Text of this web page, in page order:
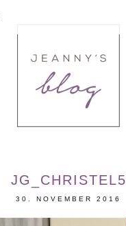
JG_CHRISTEL5
30. NOVEMBER 2016